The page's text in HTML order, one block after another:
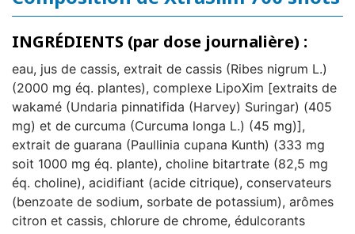
INGRÉDIENTS (par dose journalière) :
eau, jus de cassis, extrait de cassis (Ribes nigrum L.)
(2000 mg éq. plantes), complexe LipoXim [extraits de
wakamé (Undaria pinnatifida (Harvey) Suringar) (405
mg) et de curcuma (Curcuma longa L.) (45 mg)],
extrait de guarana (Paullinia cupana Kunth) (333 mg
soit 1000 mg éq. plante), choline bitartrate (82,5 mg
éq. choline), acidifiant (acide citrique), conservateurs
(benzoate de sodium, sorbate de potassium), arômes
citron et cassis, chlorure de chrome, édulcorants